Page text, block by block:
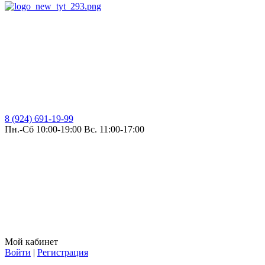
8 (924) 691-19-99
Пн.-Сб 10:00-19:00 Вс. 11:00-17:00
Мой кабинет
Войти | Регистрация